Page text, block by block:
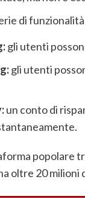
di
gli utenti
gli utenti
un conto di
popolare
oltre 20